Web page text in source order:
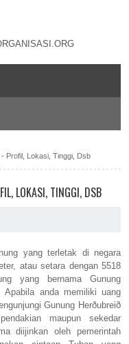
Profil, Lokasi, Tinggi, Dsb
LOKASI, TINGGI, DSB
yang terletak di negara
atau setara dengan 5518
yang bernama Gunung
anda memiliki uang
Gunung Herðubreið
maupun sekedar
diijinkan oleh pemerintah